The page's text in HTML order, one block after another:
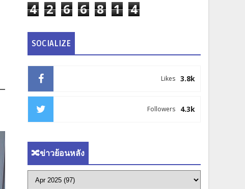
4 2 6 6 8 1 4
SOCIALIZE
3.8k
Likes
4.3k
Followers
🔀ข่าวย้อนหลัง